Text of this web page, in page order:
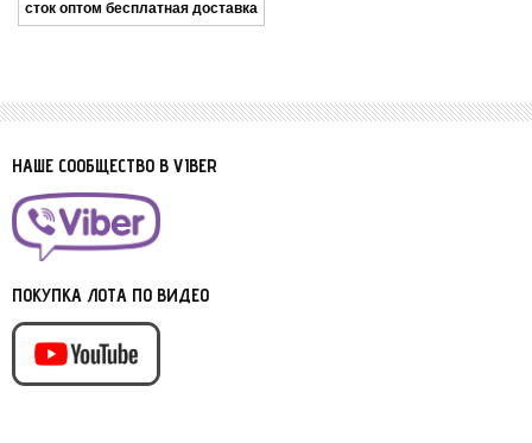
сток оптом бесплатная доставка
НАШЕ СООБЩЕСТВО В VIBER
ПОКУПКА ЛОТА ПО ВИДЕО